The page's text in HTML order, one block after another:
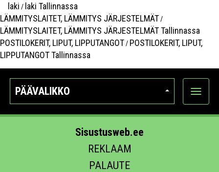
laki / laki Tallinnassa
LÄMMITYSLAITET, LÄMMITYS JÄRJESTELMÄT/
LÄMMITYSLAITET, LÄMMITYS JÄRJESTELMÄT Tallinnassa
POSTILOKERIT, LIPUT, LIPPUTANGOT/ POSTILOKERIT, LIPUT,
LIPPUTANGOT Tallinnassa
PÄÄVALIKKO
Näytä
Sisustusweb.ee
REKLAAM
PALAUTE